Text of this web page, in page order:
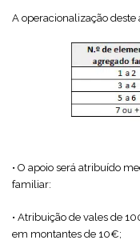
A operacionalização deste
• O apoio será atribuído
familiar:
• Atribuição de vales de
em montantes de 10€;